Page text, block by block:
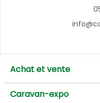
Achat et vente
Caravan-expo